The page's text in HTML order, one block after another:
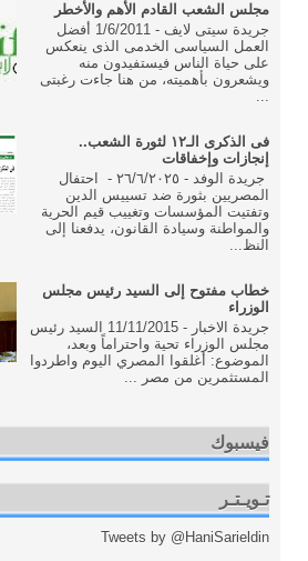
مجلس الشعب القادم الأهم والأخطر
جريدة سيتى لايف - 1/6/2011 أفضل
العمل السياسى الخدمى الذى ينعكس
على حياة الناس فيستفيدون منه
ويشعرون بأهميته، من هنا جاءت رغبتى
فى الذكرى الـ١٢ لثورة الشعب..
إنجازات وإخفاقات
جريدة الوفد - ٢٦/٦/٢٠٢٥ - احتفال
المصريين بثورة ضد تسييس الدين
وتفتيت المؤسسات وتغييب قيم الحرية
والمواطنة وسيادة القانون، يدفعنا إلى
النظ...
خطاب مفتوح إلى السيد رئيس مجلس
الوزراء
جريدة الاخبار - 11/11/2015 السيد رئيس
مجلس الوزراء تحية واحتراماً وبعد،
الموضوع: أغلقوا المصري اليوم واطردوا
المستثمرين من مصر ...
فيسبوك
تـويـتـر
Tweets by @HaniSarieldin